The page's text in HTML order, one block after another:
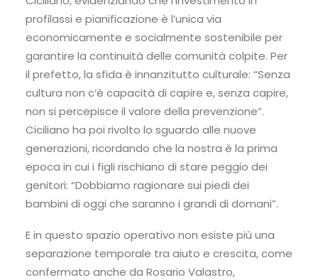
profilassi e pianificazione è l’unica via
economicamente e socialmente sostenibile per
garantire la continuità delle comunità colpite. Per
il prefetto, la sfida è innanzitutto culturale: “Senza
cultura non c’è capacità di capire e, senza capire,
non si percepisce il valore della prevenzione”.
Ciciliano ha poi rivolto lo sguardo alle nuove
generazioni, ricordando che la nostra è la prima
epoca in cui i figli rischiano di stare peggio dei
genitori: “Dobbiamo ragionare sui piedi dei
bambini di oggi che saranno i grandi di domani”.
E in questo spazio operativo non esiste più una
separazione temporale tra aiuto e crescita, come
confermato anche da Rosario Valastro,